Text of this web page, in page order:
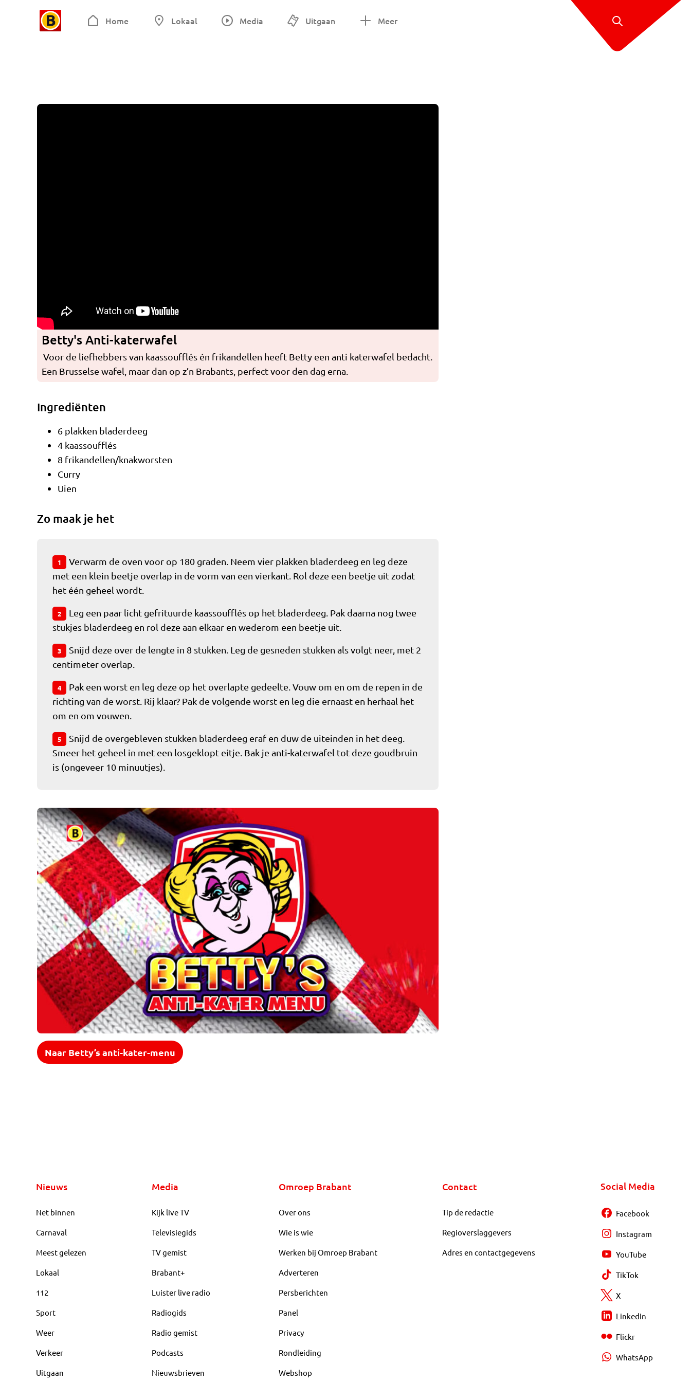
Home Lokaal Media Uitgaan Meer
Betty's Anti-katerwafel
Voor de liefhebbers van kaassoufflés én frikandellen heeft Betty een anti katerwafel bedacht.
Een Brusselse wafel, maar dan op z’n Brabants, perfect voor den dag erna.
Ingrediënten
6 plakken bladerdeeg
4 kaassoufflés
8 frikandellen/knakworsten
Curry
Uien
Zo maak je het
1
Verwarm de oven voor op 180 graden. Neem vier plakken bladerdeeg en leg deze
met een klein beetje overlap in de vorm van een vierkant. Rol deze een beetje uit zodat
het één geheel wordt.
2
Leg een paar licht gefrituurde kaassoufflés op het bladerdeeg. Pak daarna nog twee
stukjes bladerdeeg en rol deze aan elkaar en wederom een beetje uit.
3
Snijd deze over de lengte in 8 stukken. Leg de gesneden stukken als volgt neer, met 2
centimeter overlap.
4
Pak een worst en leg deze op het overlapte gedeelte. Vouw om en om de repen in de
richting van de worst. Rij klaar? Pak de volgende worst en leg die ernaast en herhaal het
om en om vouwen.
5
Snijd de overgebleven stukken bladerdeeg eraf en duw de uiteinden in het deeg.
Smeer het geheel in met een losgeklopt eitje. Bak je anti-katerwafel tot deze goudbruin
is (ongeveer 10 minuutjes).
Naar Betty’s anti-kater-menu
Nieuws
Net binnen
Carnaval
Meest gelezen
Lokaal
112
Sport
Weer
Verkeer
Uitgaan
Media
Kijk live TV
Televisiegids
TV gemist
Brabant+
Luister live radio
Radiogids
Radio gemist
Podcasts
Nieuwsbrieven
Omroep Brabant
Over ons
Wie is wie
Werken bij Omroep Brabant
Adverteren
Persberichten
Panel
Privacy
Rondleiding
Webshop
Contact
Tip de redactie
Regioverslaggevers
Adres en contactgegevens
Social Media
Facebook
Instagram
YouTube
TikTok
X
LinkedIn
Flickr
WhatsApp